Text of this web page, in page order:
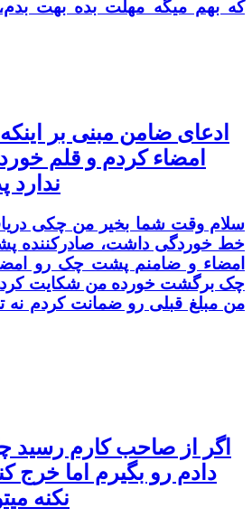
که بهم میگه مهلت بده بهت بدم،
ادعای ضامن مبنی بر اینکه
امضاء کردم و قلم
ندارد
سلام وقت شما بخیر من چکی
خط خوردگی داشت، صادرکننده
امضاء و ضامنم پشت چک رو
چک برگشت خورده من شکایت
من مبلغ قبلی رو ضمانت کردم نه
اگر از صاحب کارم
دادم رو بگیرم اما خرج
نکنه